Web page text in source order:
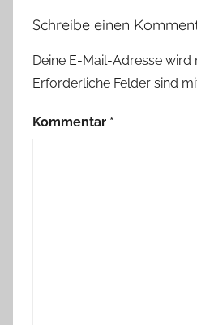
Schreibe einen
Deine E-Mail-Adresse wird
Erforderliche Felder sind
Kommentar *